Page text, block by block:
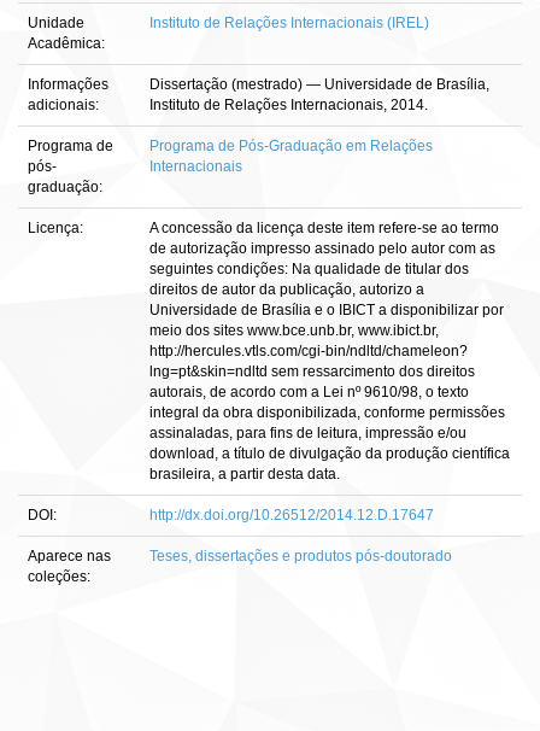
Unidade
Acadêmica:
Instituto de Relações Internacionais (IREL)
Informações
adicionais:
Dissertação (mestrado) — Universidade de Brasília,
Instituto de Relações Internacionais, 2014.
Programa de
pós-
graduação:
Programa de Pós-Graduação em Relações
Internacionais
Licença:
A concessão da licença deste item refere-se ao termo
de autorização impresso assinado pelo autor com as
seguintes condições: Na qualidade de titular dos
direitos de autor da publicação, autorizo a
Universidade de Brasília e o IBICT a disponibilizar por
meio dos sites www.bce.unb.br, www.ibict.br,
http://hercules.vtls.com/cgi-bin/ndltd/chameleon?
lng=pt&skin=ndltd sem ressarcimento dos direitos
autorais, de acordo com a Lei nº 9610/98, o texto
integral da obra disponibilizada, conforme permissões
assinaladas, para fins de leitura, impressão e/ou
download, a título de divulgação da produção científica
brasileira, a partir desta data.
DOI: http://dx.doi.org/10.26512/2014.12.D.17647
Aparece nas
coleções:
Teses, dissertações e produtos pós-doutorado